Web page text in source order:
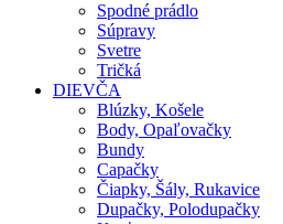
Spodné prádlo
Súpravy
Svetre
Tričká
DIEVČA
Blúzky, Košele
Body, Opaľovačky
Bundy
Capačky
Čiapky, Šály, Rukavice
Dupačky, Polodupačky